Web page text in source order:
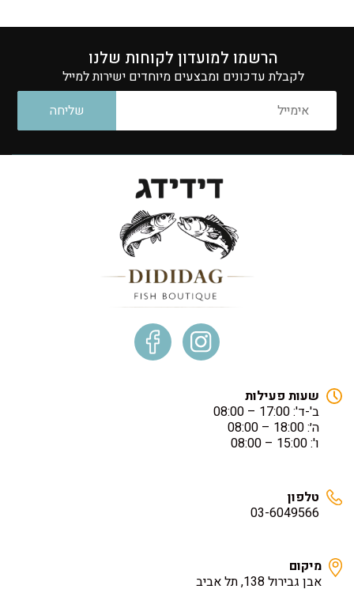
הרשמו למועדון לקוחות שלנו
לקבלת עדכונים ומבצעים מיוחדים ישירות למייל
שעות פעילות
ב'-ד': 17:00 – 08:00
ה׳: 18:00 – 08:00
ו': 15:00 – 08:00
טלפון
03-6049566
מיקום
אבן גבירול 138, תל אביב